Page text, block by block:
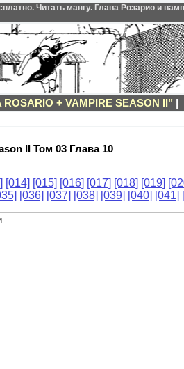
Читать мангу. Глава Розарио и
+ VAMPIRE SEASON II" |
II Том 03 Глава 10
[014] [015] [016] [017] [018] [019]
[036] [037] [038] [039] [040] [041]